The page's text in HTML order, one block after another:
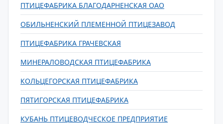
ПТИЦЕФАБРИКА БЛАГОДАРНЕНСКАЯ ОАО
ОБИЛЬНЕНСКИЙ ПЛЕМЕННОЙ ПТИЦЕЗАВОД
ПТИЦЕФАБРИКА ГРАЧЕВСКАЯ
МИНЕРАЛОВОДСКАЯ ПТИЦЕФАБРИКА
КОЛЬЦЕГОРСКАЯ ПТИЦЕФАБРИКА
ПЯТИГОРСКАЯ ПТИЦЕФАБРИКА
КУБАНЬ ПТИЦЕВОДЧЕСКОЕ ПРЕДПРИЯТИЕ